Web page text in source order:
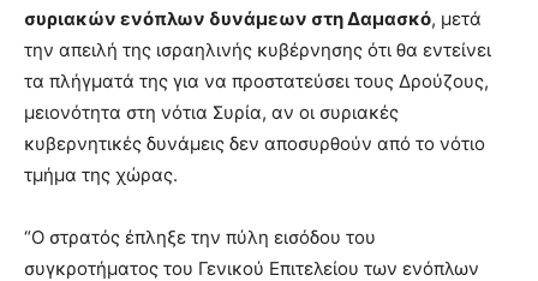
συριακών ενόπλων δυνάμεων στη Δαμασκό, μετά
την απειλή της ισραηλινής κυβέρνησης ότι θα εντείνει
τα πλήγματά της για να προστατεύσει τους Δρούζους,
μειονότητα στη νότια Συρία, αν οι συριακές
κυβερνητικές δυνάμεις δεν αποσυρθούν από το νότιο
τμήμα της χώρας.
“Ο στρατός έπληξε την πύλη εισόδου του
συγκροτήματος του Γενικού Επιτελείου των ενόπλων